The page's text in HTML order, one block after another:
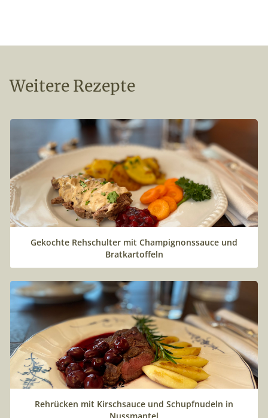
Weitere Rezepte
Gekochte Rehschulter mit Champignonssauce und
Bratkartoffeln
Rehrücken mit Kirschsauce und Schupfnudeln in